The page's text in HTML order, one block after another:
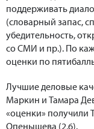
поддерживать
(словарный запас,
убедительность,
со СМИ и пр.). По
оценки по
Лучшие деловые
Маркин и Тамара
«оценки» получили
Опенышева (2,6).